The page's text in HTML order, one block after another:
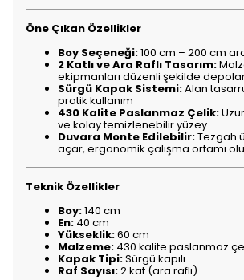
Öne Çıkan Özellikler
Boy Seçeneği:100 cm – 200 cm
2 Katlı ve Ara Raflı Tasarım:
ekipmanları düzenli şekilde
Sürgü Kapak Sistemi:Alan
pratik kullanım
430 Kalite Paslanmaz Çelik:
ve kolay temizlenebilir yüzey
Duvara Monte Edilebilir:Tezgah
açar, ergonomik çalışma ortamı
Teknik Özellikler
Boy:140 cm
En: 40 cm
Yükseklik:60 cm
Malzeme: 430 kalite paslanmaz
Kapak Tipi:Sürgü kapılı
Raf Sayısı:2 kat (ara raflı)